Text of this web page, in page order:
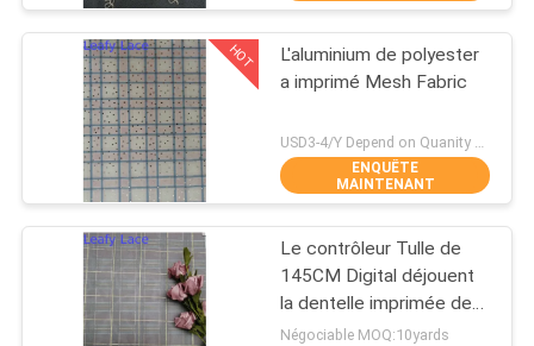
CONTRÔLE
QUALITÉ
CONTACT
NOUVELLES
Tissu attaché de
dentelle
50
HOT
L'aluminium de polyester
a imprimé Mesh Fabric
ENQUÊTE
MAINTENANT
Le contrôleur Tulle de
145CM Digital déjouent
la dentelle imprimée de
tissu d'enfant de tissu
Négociable MOQ:10yards